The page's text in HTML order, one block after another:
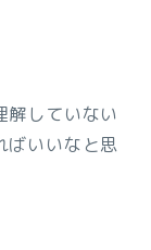
解していない
ばいいなと思